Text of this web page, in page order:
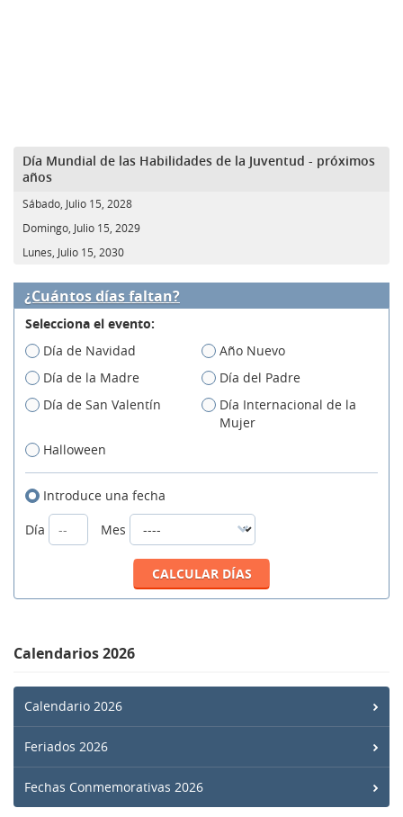
Día Mundial de las Habilidades de la Juventud - próximos
años
Sábado, Julio 15, 2028
Domingo, Julio 15, 2029
Lunes, Julio 15, 2030
¿Cuántos días faltan?
Selecciona el evento:
Día de Navidad
Año Nuevo
Día de la Madre
Día del Padre
Día de San Valentín
Día Internacional de la
Mujer
Halloween
Introduce una fecha
Día
Mes
Calendarios 2026
Calendario 2026
Feriados 2026
Fechas Conmemorativas 2026